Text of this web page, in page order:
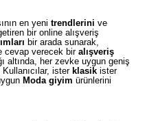
en yeni trendlerini ve
bir online alışveriş
bir arada sunarak,
cevap verecek bir alışveriş
altında, her zevke uygun geniş
ister klasikister
Moda giyim ürünlerini